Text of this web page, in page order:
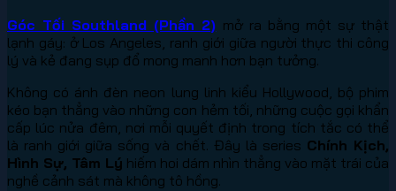
Góc Tối Southland (Phần 2) mở ra bằng một sự thật
lạnh gáy: ở Los Angeles, ranh giới giữa người thực thi công
lý và kẻ đang sụp đổ mong manh hơn bạn tưởng.
Không có ánh đèn neon lung linh kiểu Hollywood, bộ phim
kéo bạn thẳng vào những con hẻm tối, những cuộc gọi khẩn
cấp lúc nửa đêm, nơi mỗi quyết định trong tích tắc có thể
là ranh giới giữa sống và chết. Đây là series Chính Kịch,
Hình Sự, Tâm Lý hiếm hoi dám nhìn thẳng vào mặt trái của
nghề cảnh sát mà không tô hồng.